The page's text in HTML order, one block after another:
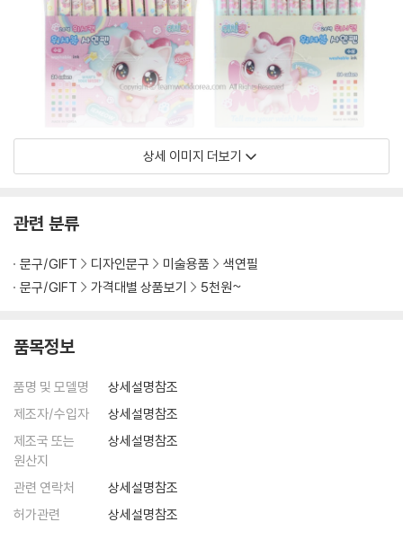
상세 이미지 더보기
관련 분류
문구/GIFT 디자인문구 미술용품
색연필
문구/GIFT
가격대별 상품보기 5천원~
품목정보
품명 및 모델명
상세설명참조
제조자/수입자
상세설명참조
제조국 또는
원산지
상세설명참조
관련 연락처
상세설명참조
허가관련
상세설명참조